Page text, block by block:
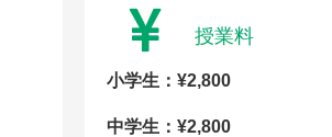
授業料
小学生：¥2,800
中学生：¥2,800